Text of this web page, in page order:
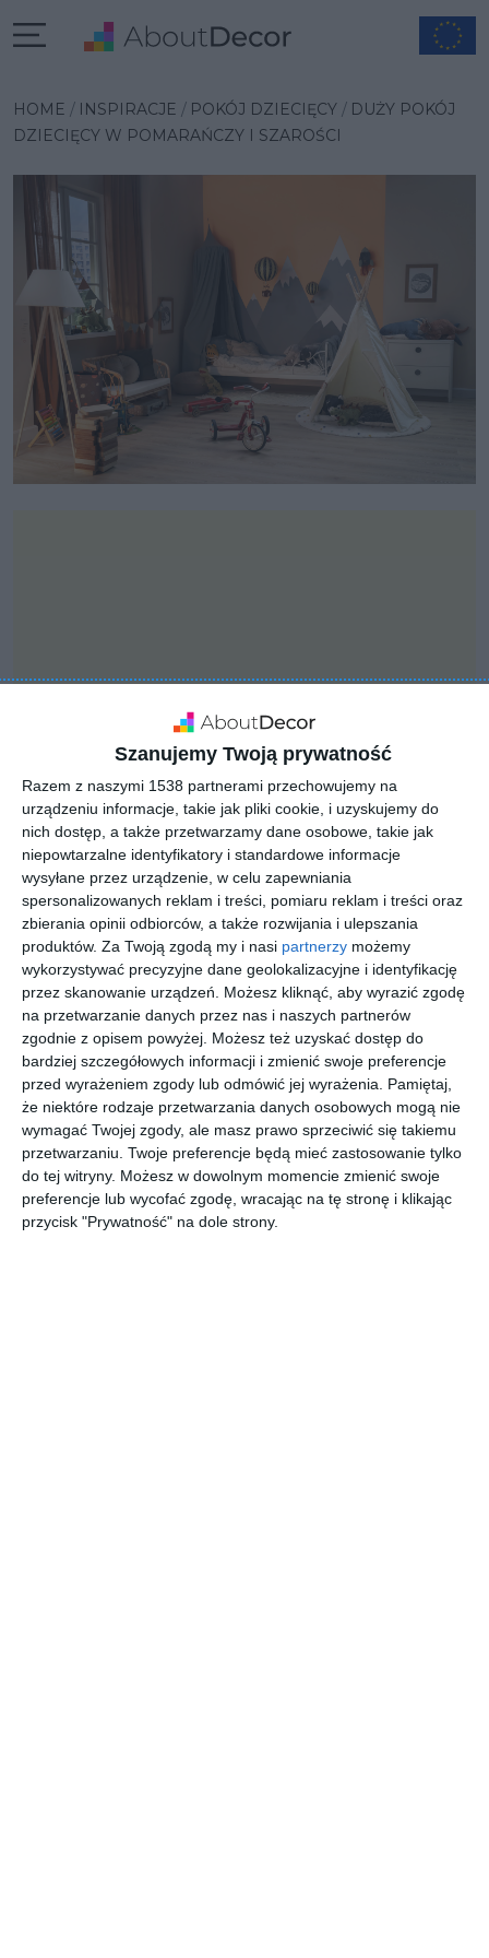
Szanujemy Twoją prywatność
Razem z naszymi 1538 partnerami przechowujemy na
urządzeniu informacje, takie jak pliki cookie, i uzyskujemy do
nich dostęp, a także przetwarzamy dane osobowe, takie jak
niepowtarzalne identyfikatory i standardowe informacje
wysyłane przez urządzenie, w celu zapewniania
spersonalizowanych reklam i treści, pomiaru reklam i treści oraz
zbierania opinii odbiorców, a także rozwijania i ulepszania
produktów. Za Twoją zgodą my i nasi partnerzy możemy
wykorzystywać precyzyjne dane geolokalizacyjne i identyfikację
przez skanowanie urządzeń. Możesz kliknąć, aby wyrazić zgodę
na przetwarzanie danych przez nas i naszych partnerów
zgodnie z opisem powyżej. Możesz też uzyskać dostęp do
bardziej szczegółowych informacji i zmienić swoje preferencje
przed wyrażeniem zgody lub odmówić jej wyrażenia. Pamiętaj,
że niektóre rodzaje przetwarzania danych osobowych mogą nie
wymagać Twojej zgody, ale masz prawo sprzeciwić się takiemu
przetwarzaniu. Twoje preferencje będą mieć zastosowanie tylko
do tej witryny. Możesz w dowolnym momencie zmienić swoje
preferencje lub wycofać zgodę, wracając na tę stronę i klikając
przycisk "Prywatność" na dole strony.
HOME INSPIRACJE POKÓJ DZIECIĘCY
DUŻY POKÓJ
DZIECIĘCY W POMARAŃCZY I SZAROŚCI
INSPIRACJA
Duży pokój dziecięcy w
pomarańczy i szarości
Duży pokój dziecięcy w pomarańczy i szarości z łóżkiem z
baldachimem oraz z namiotem tipi.
AUTOR:Magnat Magia Szlachetnych Barw
DODAJ DO ULUBIONYCH
UDOSTĘPNIJ
Komentarze ZADAJ PYTANIE